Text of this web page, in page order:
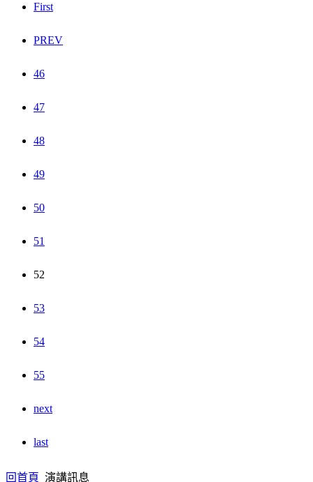
First
PREV
46
47
48
49
50
51
52
53
54
55
next
last
回首頁 演講訊息